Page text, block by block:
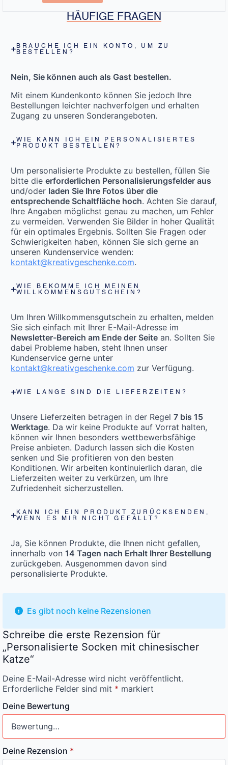
HÄUFIGE FRAGEN
BRAUCHE ICH EIN KONTO, UM ZU
BESTELLEN?
Nein, Sie können auch als Gast bestellen.
Mit einem Kundenkonto können Sie jedoch Ihre
Bestellungen leichter nachverfolgen und erhalten
Zugang zu unseren Sonderangeboten.
WIE KANN ICH EIN PERSONALISIERTES
PRODUKT BESTELLEN?
Um personalisierte Produkte zu bestellen, füllen Sie
bitte die erforderlichen Personalisierungsfelder aus
und/oder laden Sie Ihre Fotos über die
entsprechende Schaltfläche hoch. Achten Sie darauf,
Ihre Angaben möglichst genau zu machen, um Fehler
zu vermeiden. Verwenden Sie Bilder in hoher Qualität
für ein optimales Ergebnis. Sollten Sie Fragen oder
Schwierigkeiten haben, können Sie sich gerne an
unseren Kundenservice wenden:
kontakt@kreativgeschenke.com.
WIE BEKOMME ICH MEINEN
WILLKOMMENSGUTSCHEIN?
Um Ihren Willkommensgutschein zu erhalten, melden
Sie sich einfach mit Ihrer E-Mail-Adresse im
Newsletter-Bereich am Ende der Seite an. Sollten Sie
dabei Probleme haben, steht Ihnen unser
Kundenservice gerne unter
kontakt@kreativgeschenke.com zur Verfügung.
WIE LANGE SIND DIE LIEFERZEITEN?
Unsere Lieferzeiten betragen in der Regel 7 bis 15
Werktage. Da wir keine Produkte auf Vorrat halten,
können wir Ihnen besonders wettbewerbsfähige
Preise anbieten. Dadurch lassen sich die Kosten
senken und Sie profitieren von den besten
Konditionen. Wir arbeiten kontinuierlich daran, die
Lieferzeiten weiter zu verkürzen, um Ihre
Zufriedenheit sicherzustellen.
KANN ICH EIN PRODUKT ZURÜCKSENDEN,
WENN ES MIR NICHT GEFÄLLT?
Ja, Sie können Produkte, die Ihnen nicht gefallen,
innerhalb von 14 Tagen nach Erhalt Ihrer Bestellung
zurückgeben. Ausgenommen davon sind
personalisierte Produkte.
Es gibt noch keine Rezensionen
Schreibe die erste Rezension für
„Personalisierte Socken mit chinesischer
Katze“
Deine E-Mail-Adresse wird nicht veröffentlicht.
Erforderliche Felder sind mit * markiert
Deine Bewertung
Deine Rezension *